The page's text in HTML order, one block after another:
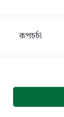
রূপচর্চা